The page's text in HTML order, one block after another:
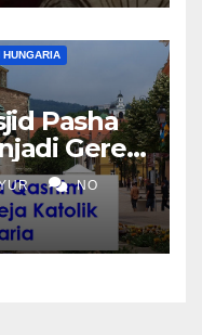
HUNGARIA
Pasha
Gereja
NO